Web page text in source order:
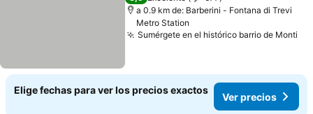
a 0.9 km de: Barberini - Fontana di Trevi
Metro Station
Sumérgete en el histórico barrio de Monti
Elige fechas para ver los precios exactos
Ver precios